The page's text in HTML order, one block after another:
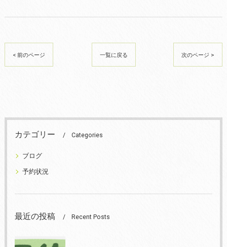
< 前のページ 一覧に戻る 次のページ >
カテゴリー Categories
ブログ
予約状況
最近の投稿 Recent Posts